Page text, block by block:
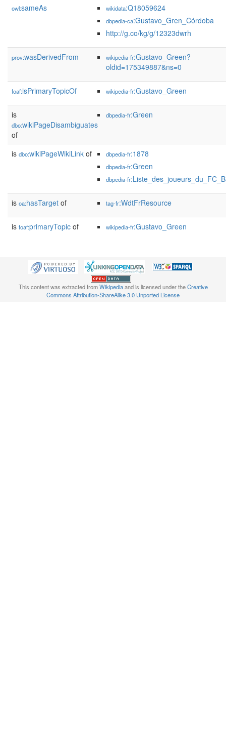
owl:sameAs wikidata:Q18059624
dbpedia-ca:Gustavo_Gren_Córdoba
http://g.co/kg/g/12323dwrh
prov:wasDerivedFrom wikipedia-fr:Gustavo_Green?
oldid=175349887&ns=0
foaf:isPrimaryTopicOf wikipedia-fr:Gustavo_Green
is
dbo:wikiPageDisambiguates
of
dbpedia-fr:Green
is dbo:wikiPageWikiLink of dbpedia-fr:1878
dbpedia-fr:Green
dbpedia-fr
is oa:hasTarget of tag-fr:WdtFrResource
is foaf:primaryTopic of wikipedia-fr:Gustavo_Green
This content was extracted fromWikipediaand is licensed under theCreative
Commons Attribution-ShareAlike 3.0 Unported License